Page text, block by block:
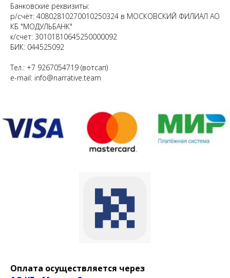
Банковские реквизиты:
р/счёт: 40802810270010250324 в МОСКОВСКИЙ ФИЛИАЛ АО
КБ "МОДУЛЬБАНК"
к/счет: 30101810645250000092
БИК: 044525092
Тел.: +7 9267054719 (вотсап)
e-mail: info@narrative.team
Оплата осуществляется через